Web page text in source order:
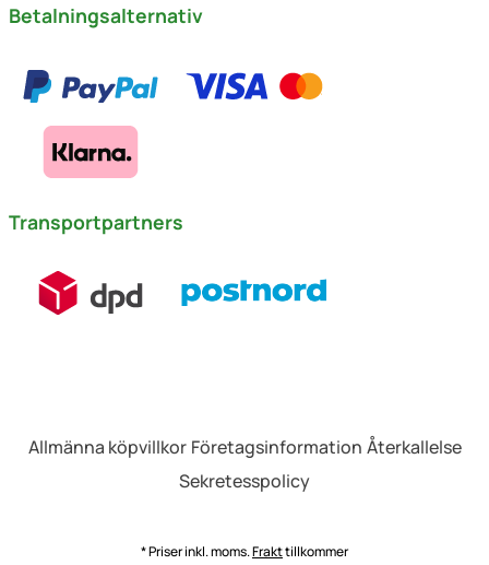
Betalningsalternativ
Transportpartners
Allmänna köpvillkor Företagsinformation Återkallelse
Sekretesspolicy
* Priser inkl. moms.Frakttillkommer